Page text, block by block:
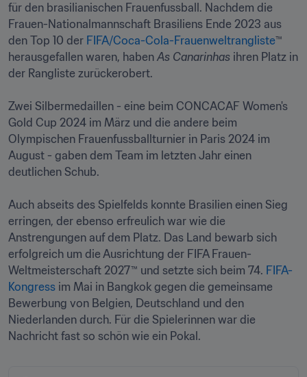
für den brasilianischen Frauenfussball. Nachdem die
Frauen-Nationalmannschaft Brasiliens Ende 2023 aus
den Top 10 der FIFA/Coca-Cola-Frauenweltrangliste™
herausgefallen waren, haben As Canarinhas ihren Platz in
der Rangliste zurückerobert.
Zwei Silbermedaillen - eine beim CONCACAF Women's
Gold Cup 2024 im März und die andere beim
Olympischen Frauenfussballturnier in Paris 2024 im
August - gaben dem Team im letzten Jahr einen
deutlichen Schub.
Auch abseits des Spielfelds konnte Brasilien einen Sieg
erringen, der ebenso erfreulich war wie die
Anstrengungen auf dem Platz. Das Land bewarb sich
erfolgreich um die Ausrichtung der FIFA Frauen-
Weltmeisterschaft 2027™ und setzte sich beim 74. FIFA-
Kongress im Mai in Bangkok gegen die gemeinsame
Bewerbung von Belgien, Deutschland und den
Niederlanden durch. Für die Spielerinnen war die
Nachricht fast so schön wie ein Pokal.